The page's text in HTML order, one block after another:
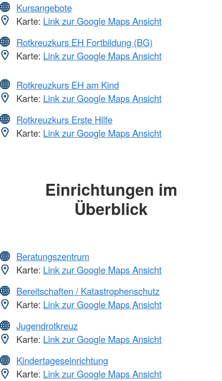
Kursangebote
Karte: Link zur Google Maps Ansicht
Rotkreuzkurs EH Fortbildung (BG)
Karte: Link zur Google Maps Ansicht
Rotkreuzkurs EH am Kind
Karte: Link zur Google Maps Ansicht
Rotkreuzkurs Erste Hilfe
Karte: Link zur Google Maps Ansicht
Einrichtungen im
Überblick
Beratungszentrum
Karte: Link zur Google Maps Ansicht
Bereitschaften / Katastrophenschutz
Karte: Link zur Google Maps Ansicht
Jugendrotkreuz
Karte: Link zur Google Maps Ansicht
Kindertageseinrichtung
Karte: Link zur Google Maps Ansicht